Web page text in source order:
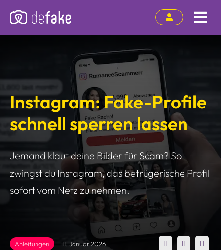
Inhalt
springen
Instagram: Fake-Profile
schnell sperren lassen
Jemand klaut deine Bilder für Scam? So
zwingst du Instagram, das betrügerische Profil
sofort vom Netz zu nehmen.
Anleitungen 11. Januar 2026